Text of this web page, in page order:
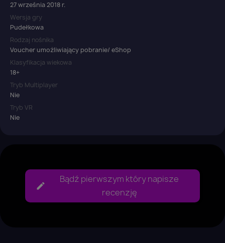
27 września 2018 r.
Wersja gry
Pudełkowa
Rodzaj nośnika
Voucher umożliwiający pobranie/ eShop
Klasyfikacja wiekowa
18+
Tryb Multiplayer
Nie
Tryb VR
Nie
Bądź pierwszym który napisze
recenzję